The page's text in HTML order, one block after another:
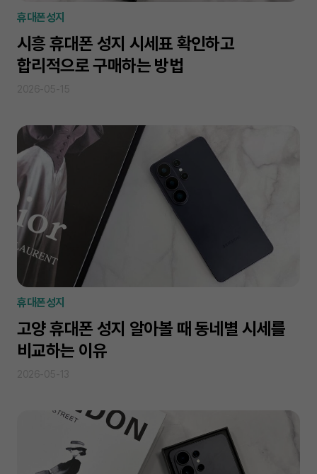
휴대폰성지
시흥 휴대폰 성지 시세표 확인하고
합리적으로 구매하는 방법
휴대폰성지
고양 휴대폰 성지 알아볼 때 동네별 시세를
비교하는 이유